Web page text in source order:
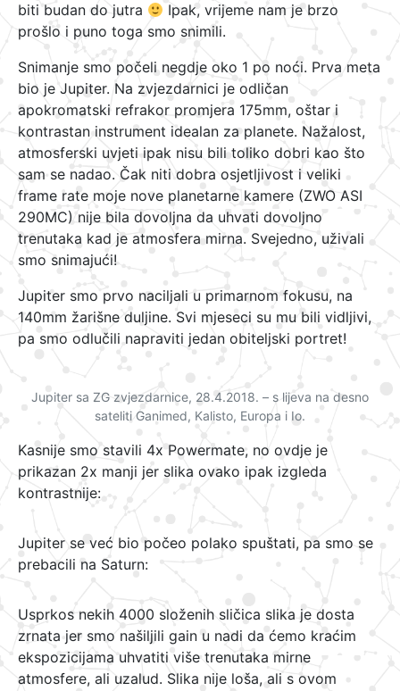
biti budan do jutra
Ipak, vrijeme nam je brzo
prošlo i puno toga smo snimili.
Snimanje smo počeli negdje oko 1 po noći. Prva meta
bio je Jupiter. Na zvjezdarnici je odličan
apokromatski refrakor promjera 175mm, oštar i
kontrastan instrument idealan za planete. Nažalost,
atmosferski uvjeti ipak nisu bili toliko dobri kao što
sam se nadao. Čak niti dobra osjetljivost i veliki
frame rate moje nove planetarne kamere (ZWO ASI
290MC) nije bila dovoljna da uhvati dovoljno
trenutaka kad je atmosfera mirna. Svejedno, uživali
smo snimajući!
Jupiter smo prvo naciljali u primarnom fokusu, na
140mm žarišne duljine. Svi mjeseci su mu bili vidljivi,
pa smo odlučili napraviti jedan obiteljski portret!
Jupiter sa ZG zvjezdarnice, 28.4.2018. – s lijeva na desno
sateliti Ganimed, Kalisto, Europa i Io.
Kasnije smo stavili 4x Powermate, no ovdje je
prikazan 2x manji jer slika ovako ipak izgleda
kontrastnije:
Jupiter se već bio počeo polako spuštati, pa smo se
prebacili na Saturn:
Usprkos nekih 4000 složenih sličica slika je dosta
zrnata jer smo našiljili gain u nadi da ćemo kraćim
ekspozicijama uhvatiti više trenutaka mirne
atmosfere, ali uzalud. Slika nije loša, ali s ovom